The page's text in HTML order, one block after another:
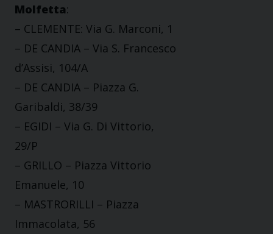
Molfetta:
– CLEMENTE: Via G. Marconi, 1
– DE CANDIA – Via S. Francesco
d’Assisi, 104/A
– DE CANDIA – Piazza G.
Garibaldi, 38/39
– EGIDI – Via G. Di Vittorio,
29/P
– GRILLO – Piazza Vittorio
Emanuele, 10
– MASTRORILLI – Piazza
Immacolata, 56